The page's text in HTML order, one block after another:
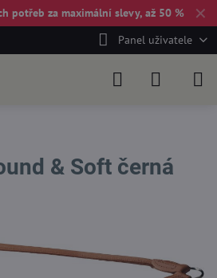
✕
potřeb za maximální slevy, až 50 %
Panel uživatele
& Soft černá